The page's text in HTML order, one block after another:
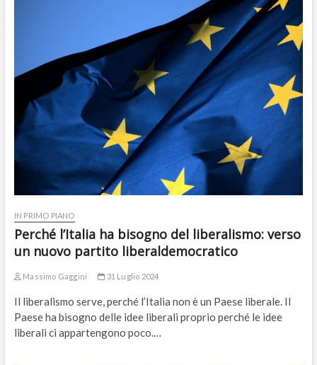
IN PRIMO PIANO
Perché l’Italia ha bisogno del liberalismo: verso
un nuovo partito liberaldemocratico
Massimo Gaggini 31 Luglio 2024
Il liberalismo serve, perché l’Italia non è un Paese liberale. Il
Paese ha bisogno delle idee liberali proprio perché le idee
liberali ci appartengono poco.…